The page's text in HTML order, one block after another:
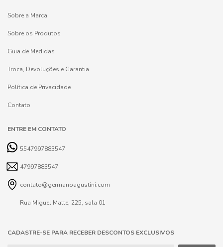
Sobre a Marca
Sobre os Produtos
Guia de Medidas
Troca, Devoluções e Garantia
Política de Privacidade
Contato
ENTRE EM CONTATO
5547997883547
47997883547
contato@germanoagustini.com
Rua Miguel Matte, 225, sala 01
CADASTRE-SE PARA RECEBER DESCONTOS EXCLUSIVOS